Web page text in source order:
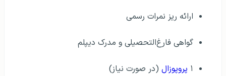
ارائه ریز نمرات رسمی
گواهی فارغ‌التحصیلی و مدرک دیپلم
۱ پروپوزال (در صورت نیاز)